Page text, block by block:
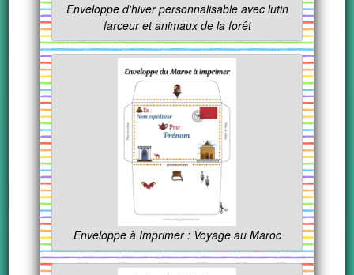
Enveloppe d'hiver personnalisable avec lutin
farceur et animaux de la forêt
Enveloppe à Imprimer : Voyage au Maroc